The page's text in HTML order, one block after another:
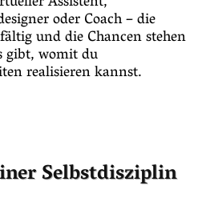
oder Coach – die
und die Chancen stehen
gibt, womit du
realisieren kannst.
Selbstdisziplin